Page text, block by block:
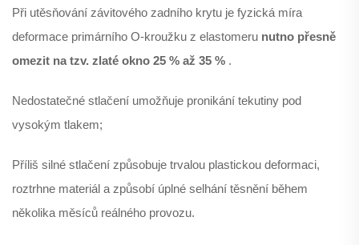
Při utěsňování závitového zadního krytu je fyzická míra
deformace primárního O-kroužku z elastomeru nutno přesně
omezit na tzv. zlaté okno 25 % až 35 % .
Nedostatečné stlačení umožňuje pronikání tekutiny pod
vysokým tlakem;
Příliš silné stlačení způsobuje trvalou plastickou deformaci,
roztrhne materiál a způsobí úplné selhání těsnění během
několika měsíců reálného provozu.